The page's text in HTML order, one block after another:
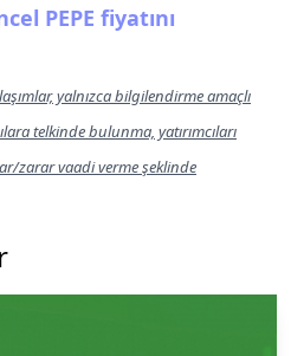
PEPE fiyatını
yalnızca bilgilendirme amaçlı
telkinde bulunma, yatırımcıları
zarar vaadi verme şeklinde